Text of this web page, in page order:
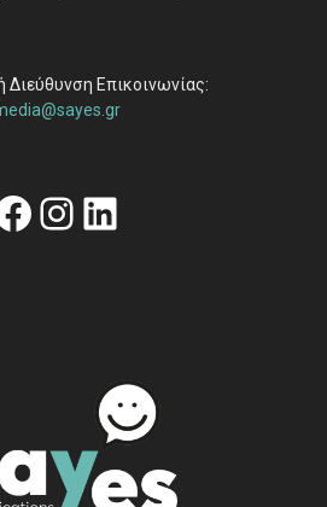
Διεύθυνση Επικοινωνίας:
Instagram
Linkedin